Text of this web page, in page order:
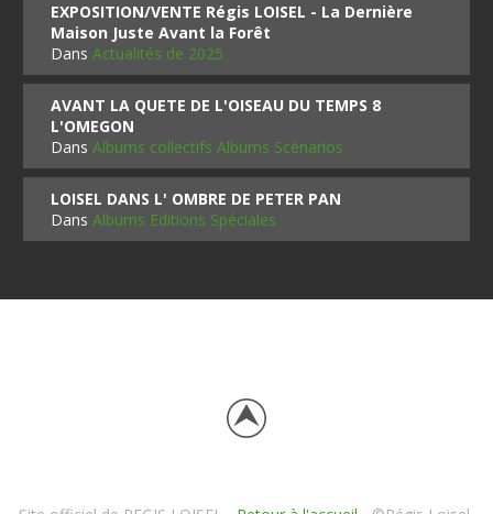
EXPOSITION/VENTE Régis LOISEL - La Dernière
Maison Juste Avant la Forêt
DansActualités de 2025
AVANT LA QUETE DE L'OISEAU DU TEMPS 8
L'OMEGON
DansAlbums collectifs Albums Scénarios
LOISEL DANS L' OMBRE DE PETER PAN
DansAlbums Editions Spéciales